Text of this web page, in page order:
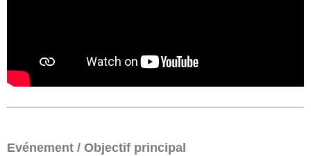
Evénement / Objectif principal